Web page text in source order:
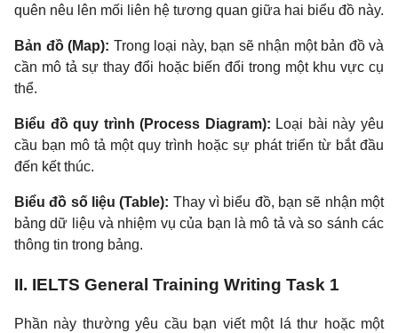
quên nêu lên mối liên hệ tương quan giữa hai biểu đồ này.
Bản đồ (Map): Trong loại này, bạn sẽ nhận một bản đồ và
cần mô tả sự thay đổi hoặc biến đổi trong một khu vực cụ
thể.
Biểu đồ quy trình (Process Diagram): Loại bài này yêu
cầu bạn mô tả một quy trình hoặc sự phát triển từ bắt đầu
đến kết thúc.
Biểu đồ số liệu (Table): Thay vì biểu đồ, bạn sẽ nhận một
bảng dữ liệu và nhiệm vụ của bạn là mô tả và so sánh các
thông tin trong bảng.
II. IELTS General Training Writing Task 1
Phần này thường yêu cầu bạn viết một lá thư hoặc một